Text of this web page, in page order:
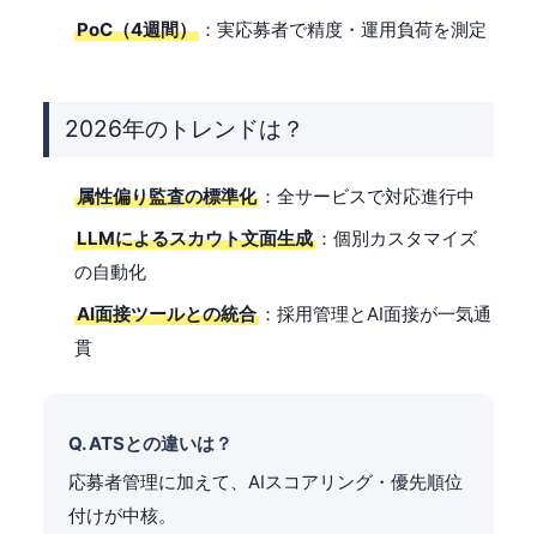
PoC（4週間）：実応募者で精度・運用負荷を測定
2026年のトレンドは？
属性偏り監査の標準化：全サービスで対応進行中
LLMによるスカウト文面生成：個別カスタマイズ
の自動化
AI面接ツールとの統合：採用管理とAI面接が一気通
貫
Q. ATSとの違いは？
応募者管理に加えて、AIスコアリング・優先順位
付けが中核。